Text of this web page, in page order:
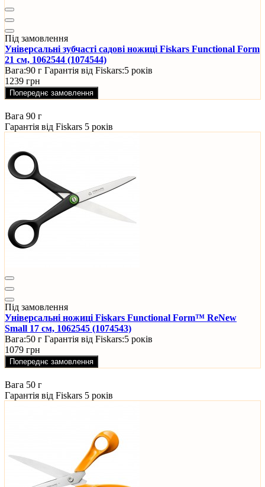
Під замовлення
Універсальні зубчасті садові ножиці Fiskars Functional Form
21 см, 1062544 (1074544)
Вага:90 г Гарантія від Fiskars:5 років
1239 грн
Попереднє замовлення
Вага 90 г
Гарантія від Fiskars 5 років
Під замовлення
Універсальні ножиці Fiskars Functional Form™ ReNew
Small 17 см, 1062545 (1074543)
Вага:50 г Гарантія від Fiskars:5 років
1079 грн
Попереднє замовлення
Вага 50 г
Гарантія від Fiskars 5 років